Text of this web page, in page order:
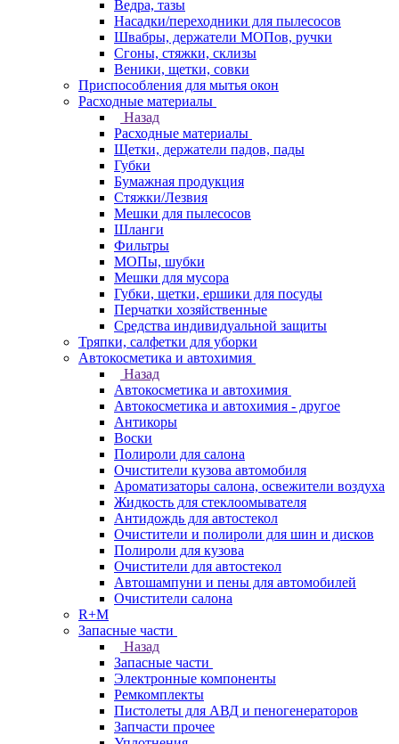
Ведра, тазы
Насадки/переходники для пылесосов
Швабры, держатели МОПов, ручки
Сгоны, стяжки, склизы
Веники, щетки, совки
Приспособления для мытья окон
Расходные материалы
Назад
Расходные материалы
Щетки, держатели падов, пады
Губки
Бумажная продукция
Стяжки/Лезвия
Мешки для пылесосов
Шланги
Фильтры
МОПы, шубки
Мешки для мусора
Губки, щетки, ершики для посуды
Перчатки хозяйственные
Средства индивидуальной защиты
Тряпки, салфетки для уборки
Автокосметика и автохимия
Назад
Автокосметика и автохимия
Автокосметика и автохимия - другое
Антикоры
Воски
Полироли для салона
Очистители кузова автомобиля
Ароматизаторы салона, освежители воздуха
Жидкость для стеклоомывателя
Антидождь для автостекол
Очистители и полироли для шин и дисков
Полироли для кузова
Очистители для автостекол
Автошампуни и пены для автомобилей
Очистители салона
R+M
Запасные части
Назад
Запасные части
Электронные компоненты
Ремкомплекты
Пистолеты для АВД и пеногенераторов
Запчасти прочее